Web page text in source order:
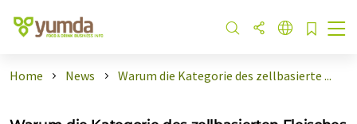
Home News Warum die Kategorie des zellbasierte ...